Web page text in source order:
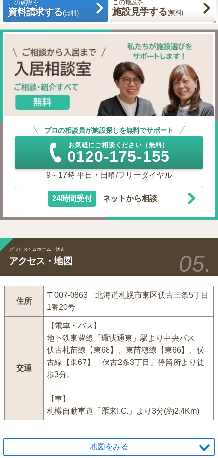
この施設を
資料請求する(無料)
この施設を
施設見学する(無料)
プロの相談員が施設探しを無料でサポート
お気軽にご相談ください（無料）
0120-175-155
9～17時 平日・日曜/フリーダイヤル
24時間受付 ネットから相談
グッドタイムホーム・伏古
アクセス・地図
住所
〒007-0863 北海道札幌市東区伏古三条5丁目
1番20号
交通
【電車・バス】
地下鉄東豊線「環状通東」駅より中央バス
伏古札苗線【東68】、東苗穂線【東66】、伏
古線【東67】「伏古2条3丁目」停留所より徒
歩3分。
【車】
札樽自動車道「雁来I.C.」より3分(約2.4Km)
地図をみる